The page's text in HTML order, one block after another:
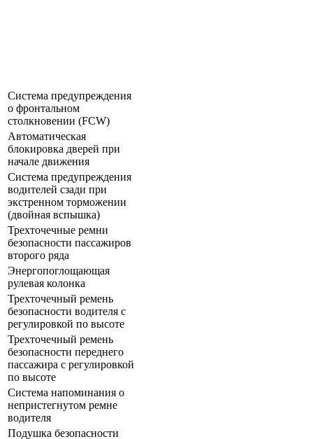
Система предупреждения
о фронтальном
столкновении (FCW)
Автоматическая
блокировка дверей при
начале движения
Система предупреждения
водителей сзади при
экстренном торможении
(двойная вспышка)
Трехточечные ремни
безопасности пассажиров
второго ряда
Энергопоглощающая
рулевая колонка
Трехточечный ремень
безопасности водителя с
регулировкой по высоте
Трехточечный ремень
безопасности переднего
пассажира с регулировкой
по высоте
Система напоминания о
непристегнутом ремне
водителя
Подушка безопасности